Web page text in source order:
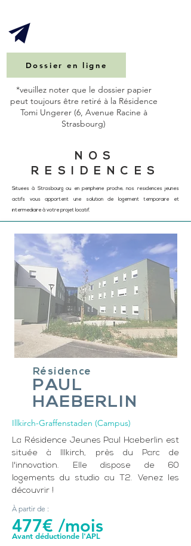
Dossier en ligne
*veuillez noter que le dossier papier
peut toujours être retiré à la Résidence
Tomi Ungerer (6, Avenue Racine à
Strasbourg)
NOS
RESIDENCES
Situées à Strasbourg ou en périphérie proche, nos résidences jeunes
actifs vous apportent une solution de logement temporaire et
intermédiaire à votre projet locatif.
Résidence
PAUL
HAEBERLIN
Illkirch-Graffenstaden (Campus)
La Résidence Jeunes Paul Haeberlin est
située à Illkirch, près du Parc de
l'innovation. Elle dispose de 60
logements du studio au T2. Venez les
découvrir !
À partir de :
477€ /mois
Avant déductionde l'APL